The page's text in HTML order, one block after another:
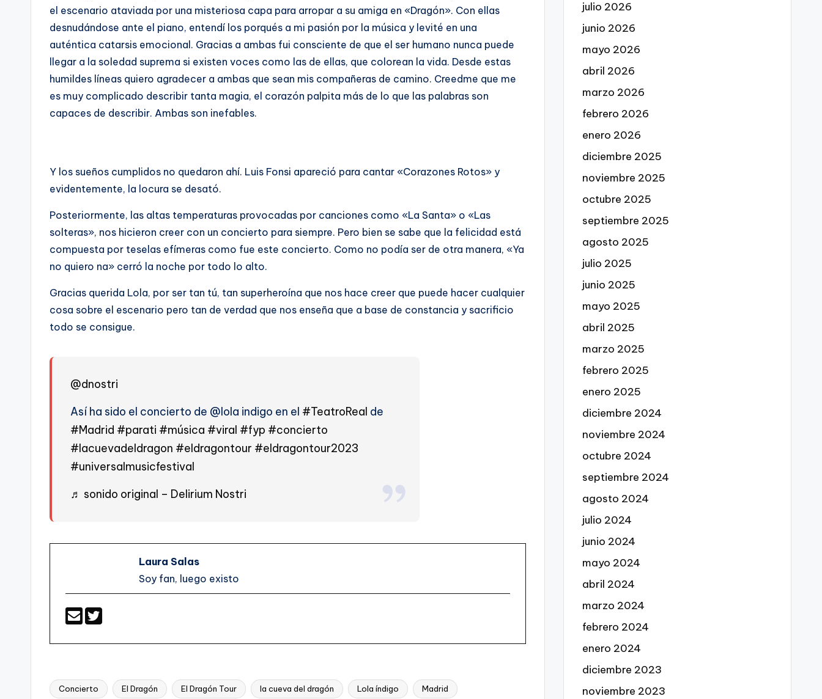
el escenario ataviada por una misteriosa capa para arropar a su amiga en «Dragón». Con ellas
desnudándose ante el piano, entendí los porqués a mi pasión por la música y levité en una
auténtica catarsis emocional. Gracias a ambas fui consciente de que el ser humano nunca puede
llegar a la soledad suprema si existen voces como las de ellas, que colorean la vida. Desde estas
humildes líneas quiero agradecer a ambas que sean mis compañeras de camino. Creedme que me
es muy complicado describir tanta magia, el corazón palpita más de lo que las palabras son
capaces de describir. Ambas son inefables.
Y los sueños cumplidos no quedaron ahí. Luis Fonsi apareció para cantar «Corazones Rotos» y
evidentemente, la locura se desató.
Posteriormente, las altas temperaturas provocadas por canciones como «La Santa» o «Las
solteras», nos hicieron creer con un concierto para siempre. Pero bien se sabe que la felicidad está
compuesta por teselas efímeras como fue este concierto. Como no podía ser de otra manera, «Ya
no quiero na» cerró la noche por todo lo alto.
Gracias querida Lola, por ser tan tú, tan superheroína que nos hace creer que puede hacer cualquier
cosa sobre el escenario pero tan de verdad que nos enseña que a base de constancia y sacrificio
todo se consigue.
@dnostri
Así ha sido el concierto de @lola indigo en el #TeatroReal de
#Madrid #parati #música #viral #fyp #concierto
#lacuevadeldragon #eldragontour #eldragontour2023
#universalmusicfestival
♬ sonido original – Delirium Nostri
Laura Salas
Soy fan, luego existo
Concierto El Dragón El Dragón Tour la cueva del dragón Lola índigo Madrid
julio 2026
junio 2026
mayo 2026
abril 2026
marzo 2026
febrero 2026
enero 2026
diciembre 2025
noviembre 2025
octubre 2025
septiembre 2025
agosto 2025
julio 2025
junio 2025
mayo 2025
abril 2025
marzo 2025
febrero 2025
enero 2025
diciembre 2024
noviembre 2024
octubre 2024
septiembre 2024
agosto 2024
julio 2024
junio 2024
mayo 2024
abril 2024
marzo 2024
febrero 2024
enero 2024
diciembre 2023
noviembre 2023